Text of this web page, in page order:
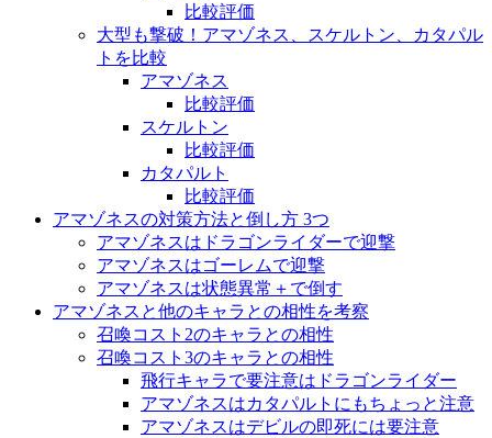
比較評価
大型も撃破！アマゾネス、スケルトン、カタパル
トを比較
アマゾネス
比較評価
スケルトン
比較評価
カタパルト
比較評価
アマゾネスの対策方法と倒し方 3つ
アマゾネスはドラゴンライダーで迎撃
アマゾネスはゴーレムで迎撃
アマゾネスは状態異常＋で倒す
アマゾネスと他のキャラとの相性を考察
召喚コスト2のキャラとの相性
召喚コスト3のキャラとの相性
飛行キャラで要注意はドラゴンライダー
アマゾネスはカタパルトにもちょっと注意
アマゾネスはデビルの即死には要注意